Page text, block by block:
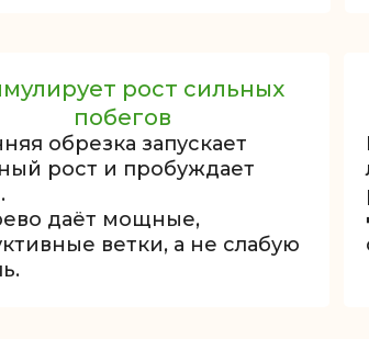
рост сильных
побегов
обрезка запускает
рост и пробуждает
даёт мощные,
ветки, а не слабую